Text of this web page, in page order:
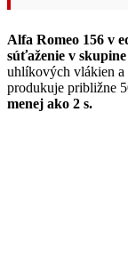
Alfa Romeo 156 v
súťaženie v
uhlíkových vlákien a
produkuje približne
menej ako 2 s.